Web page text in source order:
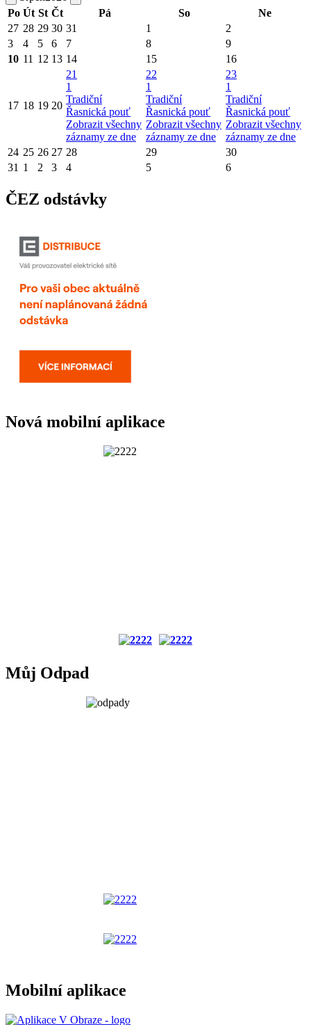
Po Út St Čt Pá So
Ne
27 28 29 30 31 1
2
3
4 5 6 7 8
9
10 11 12 13 14 15 16
17 18 19 20
21
1
Tradiční
Řasnická pouť
Zobrazit všechny
záznamy ze dne
22
1
Tradiční
Řasnická pouť
Zobrazit všechny
záznamy ze dne
23
1
Tradiční
Řasnická pouť
Zobrazit všechny
záznamy ze dne
24 25 26 27 28 29
30
31 1 2 3 4 5 6
ČEZ odstávky
Nová mobilní aplikace
Můj Odpad
Mobilní aplikace